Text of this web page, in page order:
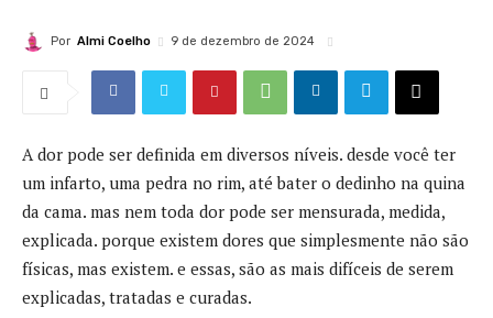
Por Almi Coelho 9 de dezembro de 2024
A dor pode ser definida em diversos níveis. desde você ter
um infarto, uma pedra no rim, até bater o dedinho na quina
da cama. mas nem toda dor pode ser mensurada, medida,
explicada. porque existem dores que simplesmente não são
físicas, mas existem. e essas, são as mais difíceis de serem
explicadas, tratadas e curadas.